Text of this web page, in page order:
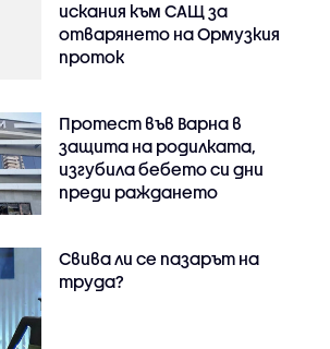
искания към САЩ за
отварянето на Ормузкия
проток
Протест във Варна в
защита на родилката,
изгубила бебето си дни
преди раждането
Свива ли се пазарът на
труда?